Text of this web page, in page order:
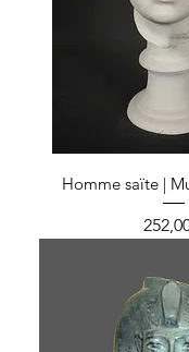
Homme saïte |
Prix